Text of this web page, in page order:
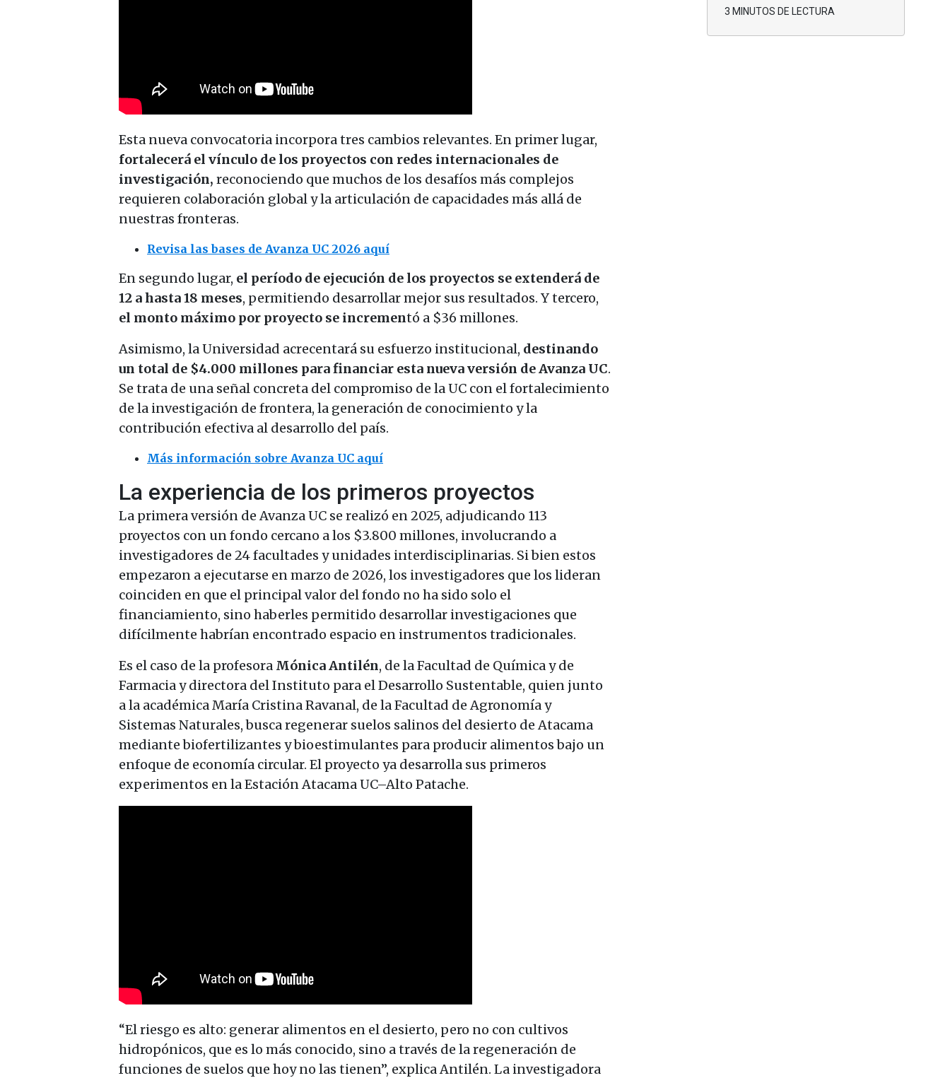
Esta nueva convocatoria incorpora tres cambios relevantes. En primer lugar,
fortalecerá el vínculo de los proyectos con redes internacionales de
investigación, reconociendo que muchos de los desafíos más complejos
requieren colaboración global y la articulación de capacidades más allá de
nuestras fronteras.
Revisa las bases de Avanza UC 2026 aquí
En segundo lugar, el período de ejecución de los proyectos se extenderá de
12 ahasta18 meses, permitiendo desarrollar mejor sus resultados. Y tercero,
el monto máximo por proyecto se incrementó a $36 millones.
Asimismo, la Universidad acrecentará su esfuerzo institucional, destinando
un total de $4.000 millones para financiar esta nueva versión de Avanza UC.
Se trata de una señal concreta del compromiso de la UC con el fortalecimiento
de la investigación de frontera, la generación de conocimiento y la
contribución efectiva al desarrollo del país.
Más información sobre Avanza UC aquí
La experiencia de los primeros proyectos
La primera versión de Avanza UC se realizó en 2025, adjudicando 113
proyectos con un fondo cercano a los $3.800 millones, involucrando a
investigadores de 24 facultades y unidades interdisciplinarias. Si bien estos
empezaron a ejecutarse en marzo de 2026, los investigadores que los lideran
coinciden en que el principal valor del fondo no ha sido solo el
financiamiento, sino haberles permitido desarrollar investigaciones que
difícilmente habrían encontrado espacio en instrumentos tradicionales.
Es el caso de la profesora Mónica Antilén, de la Facultad de Química y de
Farmacia y directora del Instituto para el Desarrollo Sustentable, quien junto
a la académica María Cristina Ravanal, de la Facultad de Agronomía y
Sistemas Naturales, busca regenerar suelos salinos del desierto de Atacama
mediante biofertilizantes y bioestimulantes para producir alimentos bajo un
enfoque de economía circular. El proyecto ya desarrolla sus primeros
experimentos en la Estación Atacama UC–Alto Patache.
“El riesgo es alto: generar alimentos en el desierto, pero no con cultivos
hidropónicos, que es lo más conocido, sino a través de la regeneración de
funciones de suelos que hoy no las tienen”, explica Antilén. La investigadora
3 MINUTOS DE LECTURA